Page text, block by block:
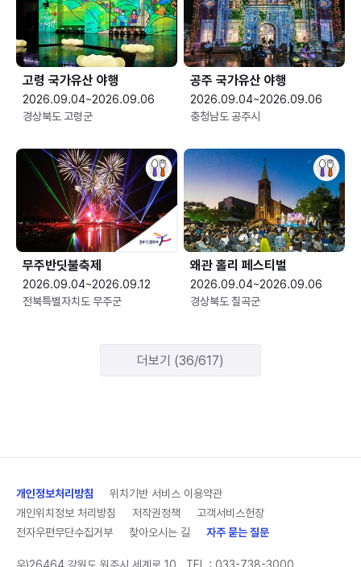
고령 국가유산 야행
2026.09.04~2026.09.06
경상북도 고령군
공주 국가유산 야행
2026.09.04~2026.09.06
충청남도 공주시
무주반딧불축제
2026.09.04~2026.09.12
전북특별자치도 무주군
왜관 홀리 페스티벌
2026.09.04~2026.09.06
경상북도 칠곡군
더보기 (36/617)
개인정보처리방침
위치기반 서비스 이용약관
개인위치정보 처리방침
저작권정책
고객서비스헌장
전자우편무단수집거부
찾아오시는 길 자주 묻는 질문